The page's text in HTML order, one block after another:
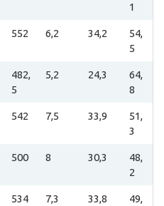
1
552 6,2 34,2
54,
5
482,
5
5,2 24,3
64,
8
542 7,5 33,9
51,
3
500 8 30,3
48,
2
534 7,3 33,8
49,